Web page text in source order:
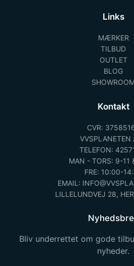
Links
MÆRKER
TILBUD
OUTLET
BLOG
Kontakt
CVR:
VVSPLANETEN
TELEFON:
MAN - TORS: 9-11
FRE: 10:00-
EMAIL:
LILLELUNDVEJ 28,
Bliv underrettet om gode
nyheder.